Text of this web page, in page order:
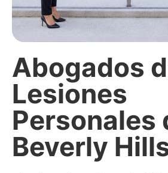
Abogados
Lesiones
Personales
Beverly